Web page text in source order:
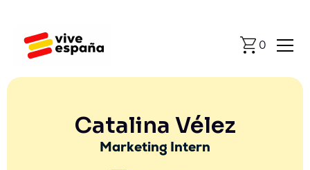
0
Catalina Vélez
Marketing Intern